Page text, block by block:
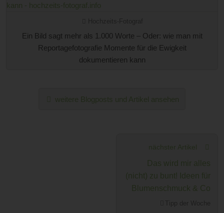
Ein Bild sagt mehr als 1.000 Worte – Oder: wie man mit
Reportagefotografie Momente für die Ewigkeit
dokumentieren kann
weitere Blogposts und Artikel ansehen
nächster Artikel
Das wird mir alles
(nicht) zu bunt! Ideen für
Blumenschmuck & Co